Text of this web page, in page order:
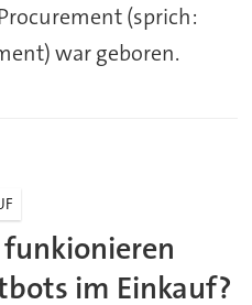
(sprich:
war geboren.
im Einkauf?